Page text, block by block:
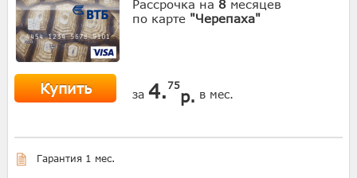
Рассрочка на 8 месяцев
по карте "Черепаха"
Купить за 4. 75
р. в мес.
Гарантия 1 мес.